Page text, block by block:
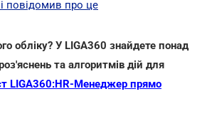
повідомив про це
обліку? У LIGA360 знайдете понад
та алгоритмів дій для
LIGA360:HR-Менеджер прямо